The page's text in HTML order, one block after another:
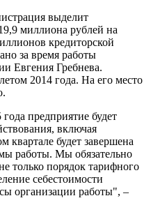
выделит
миллиона рублей на
кредиторской
за время работы
Евгения Гребнева.
2014 года. На его место
предприятие будет
включая
квартале будет завершена
работы. Мы обязательно
только порядок тарифного
себестоимости
организации работы", –